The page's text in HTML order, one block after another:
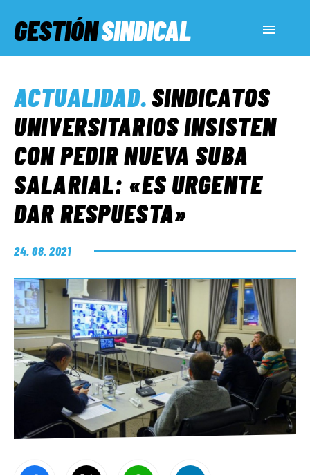
GESTIÓNSINDICAL
SERVICIOS SOCIALES
INFORMES ESPECIALES
FUERA DE MEGÁFONO
EL LADO «G»
ACTUALIDAD.SINDICATOS
UNIVERSITARIOS INSISTEN
CON PEDIR NUEVA SUBA
SALARIAL: «ES URGENTE
DAR RESPUESTA»
24. 08. 2021